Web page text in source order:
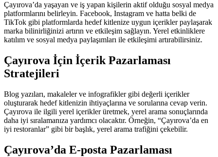
Çayırova’da yaşayan ve iş yapan kişilerin aktif olduğu sosyal medya
platformlarını belirleyin. Facebook, Instagram ve hatta belki de
TikTok gibi platformlarda hedef kitlenize uygun içerikler paylaşarak
marka bilinirliğinizi artırın ve etkileşim sağlayın. Yerel etkinliklere
katılım ve sosyal medya paylaşımları ile etkileşimi artırabilirsiniz.
Çayırova İçin İçerik Pazarlaması
Stratejileri
Blog yazıları, makaleler ve infografikler gibi değerli içerikler
oluşturarak hedef kitlenizin ihtiyaçlarına ve sorularına cevap verin.
Çayırova ile ilgili yerel içerikler üretmek, yerel arama sonuçlarında
daha iyi sıralamanıza yardımcı olacaktır. Örneğin, “Çayırova’da en
iyi restoranlar” gibi bir başlık, yerel arama trafiğini çekebilir.
Çayırova’da E-posta Pazarlaması